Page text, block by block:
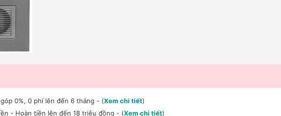
0%, 0 phí lên đến 6 tháng - (Xem chi tiết)
- Hoàn tiền lên đến 18 triệu đồng - (Xem chi tiết)